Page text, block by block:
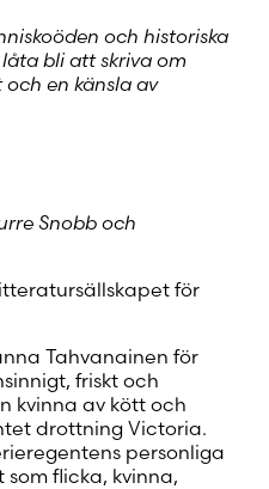
och historiska
bli att skriva om
en känsla av
Snobb och
för
Tahvanainen för
friskt och
kvinna av kött och
drottning Victoria.
personliga
flicka, kvinna,